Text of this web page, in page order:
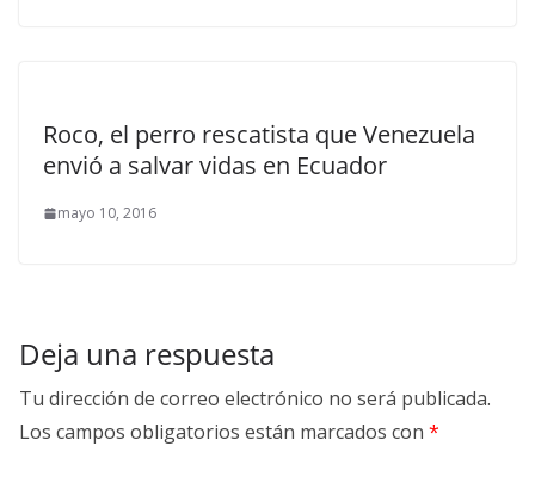
Roco, el perro rescatista que Venezuela
envió a salvar vidas en Ecuador
mayo 10, 2016
Deja una respuesta
Tu dirección de correo electrónico no será publicada.
Los campos obligatorios están marcados con *